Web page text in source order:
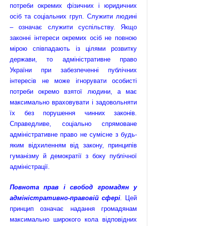
потреби окремих фізичних і юридичних
осіб та соціальних груп. Служити людині
– означає служити суспільству. Якщо
законні інтереси окремих осіб не повною
мірою співпадають із цілями розвитку
держави, то адміністративне право
України при забезпеченні публічних
інтересів не може ігнорувати особисті
потреби окремо взятої людини, а має
максимально враховувати і задовольняти
їх без порушення чинних законів.
Справедливе, соціально спрямоване
адміністра­тивне право не сумісне з будь-
яким відхиленням від закону, принципів
гуманізму й демократії з боку публічної
адміністрації.
Повнота прав і свобод громадян у
адміністративно-правовій сфері.
Цей
принцип означає надання громадянам
максимально широкого кола відповідних